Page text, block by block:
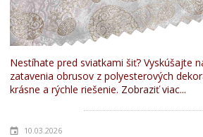
Nestíhate pred sviatkami šiť? Vyskúšajte
zatavenia obrusov z polyesterových
krásne a rýchle riešenie. Zobraziť viac...
10.03.2026